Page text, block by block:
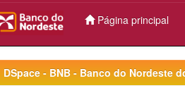
Página principal
DSpace - BNB - Banco do Nordeste